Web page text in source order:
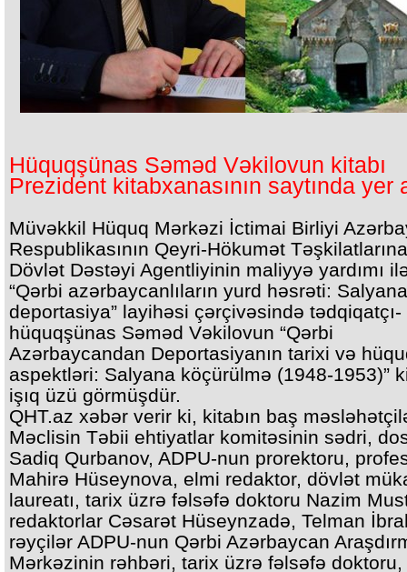
Hüquqşünas Səməd Vəkilovun kitabı
Prezident kitabxanasının saytında yer
Müvəkkil Hüquq Mərkəzi İctimai Birliyi
Respublikasının Qeyri-Hökumət Təşkilatlarına
Dövlət Dəstəyi Agentliyinin maliyyə yardımı
“Qərbi azərbaycanlıların yurd həsrəti: Salyana
deportasiya” layihəsi çərçivəsində tədqiqatçı-
hüquqşünas Səməd Vəkilovun “Qərbi
Azərbaycandan Deportasiyanın tarixi və
aspektləri: Salyana köçürülmə (1948-1953)”
işıq üzü görmüşdür.
QHT.az xəbər verir ki, kitabın baş
Məclisin Təbii ehtiyatlar komitəsinin sədri,
Sadiq Qurbanov, ADPU-nun prorektoru,
Mahirə Hüseynova, elmi redaktor, dövlət
laureatı, tarix üzrə fəlsəfə doktoru Nazim
redaktorlar Cəsarət Hüseynzadə, Telman
rəyçilər ADPU-nun Qərbi Azərbaycan
Mərkəzinin rəhbəri, tarix üzrə fəlsəfə